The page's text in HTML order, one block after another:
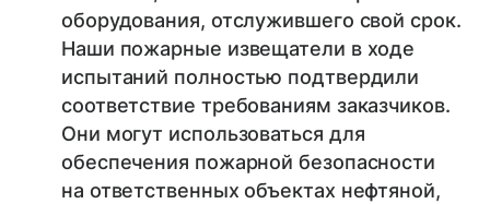
оборудования, отслужившего свой срок.
Наши пожарные извещатели в ходе
испытаний полностью подтвердили
соответствие требованиям заказчиков.
Они могут использоваться для
обеспечения пожарной безопасности
на ответственных объектах нефтяной,